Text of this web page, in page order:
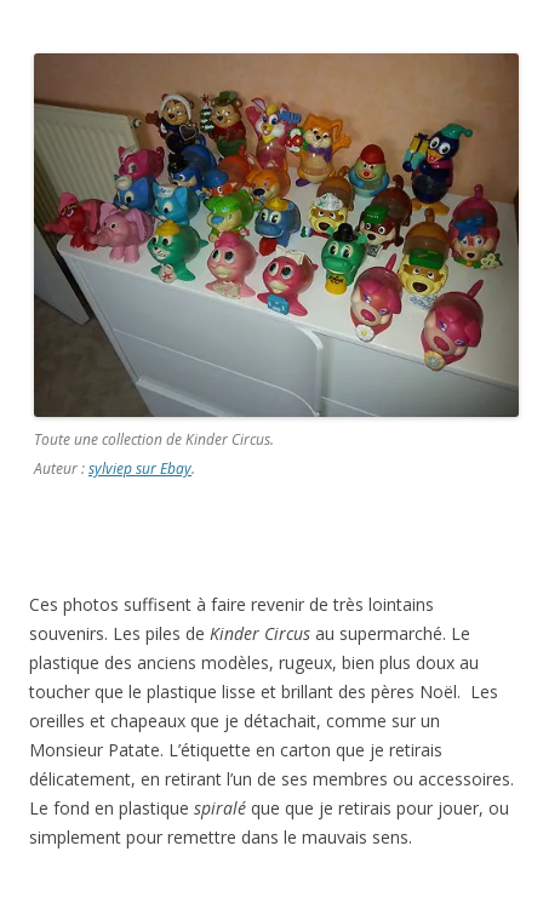
Toute une collection de Kinder Circus.
Auteur :sylviep sur Ebay.
Ces photos suffisent à faire revenir de très lointains
souvenirs. Les piles de Kinder Circus au supermarché. Le
plastique des anciens modèles, rugeux, bien plus doux au
toucher que le plastique lisse et brillant des pères Noël. Les
oreilles et chapeaux que je détachait, comme sur un
Monsieur Patate. L’étiquette en carton que je retirais
délicatement, en retirant l’un de ses membres ou accessoires.
Le fond en plastique spiralé que que je retirais pour jouer, ou
simplement pour remettre dans le mauvais sens.